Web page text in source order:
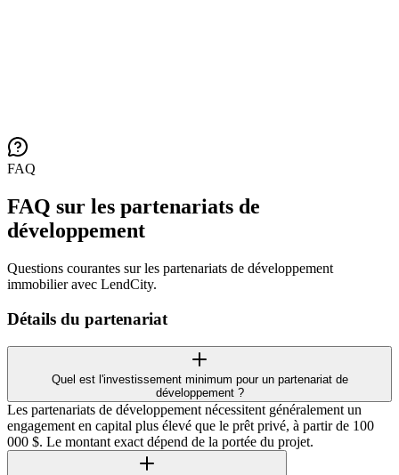
FAQ
FAQ sur les partenariats de
développement
Questions courantes sur les partenariats de développement
immobilier avec LendCity.
Détails du partenariat
Quel est l'investissement minimum pour un partenariat de
développement ?
Les partenariats de développement nécessitent généralement un
engagement en capital plus élevé que le prêt privé, à partir de 100
000 $. Le montant exact dépend de la portée du projet.